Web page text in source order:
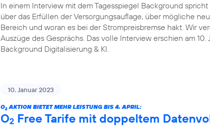
In einem Interview mit dem Tagesspiegel Background spricht
über das Erfüllen der Versorgungsauflage, über mögliche
Bereich und woran es bei der Strompreisbremse hakt. Wir
Auszüge des Gesprächs. Das volle Interview erschien am 10.
Background Digitalisierung & KI.
10. Januar 2023
O2 AKTION BIETET MEHR LEISTUNG BIS 4. APRIL:
O2 Free Tarife mit doppeltem